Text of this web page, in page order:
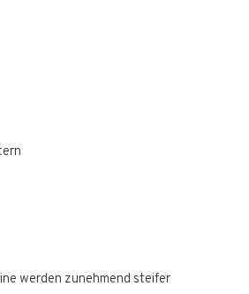
werden zunehmend steifer